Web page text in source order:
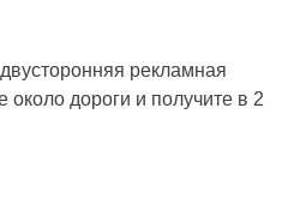
рекламная
около дороги и получите в 2